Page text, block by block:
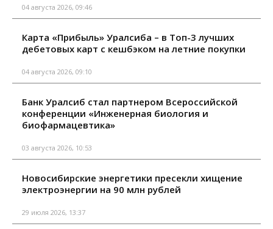
04 августа 2026, 09:46
Карта «Прибыль» Уралсиба – в Топ-3 лучших
дебетовых карт с кешбэком на летние покупки
04 августа 2026, 09:10
Банк Уралсиб стал партнером Всероссийской
конференции «Инженерная биология и
биофармацевтика»
03 августа 2026, 10:53
Новосибирские энергетики пресекли хищение
электроэнергии на 90 млн рублей
29 июля 2026, 13:37